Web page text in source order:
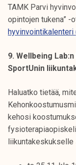
TAMK Parvi
opintojen tukena” -
hyvinvointikalenteri
9. Wellbeing
SportUnin
Haluatko tietää,
kehosi
liikuntakeskukselle